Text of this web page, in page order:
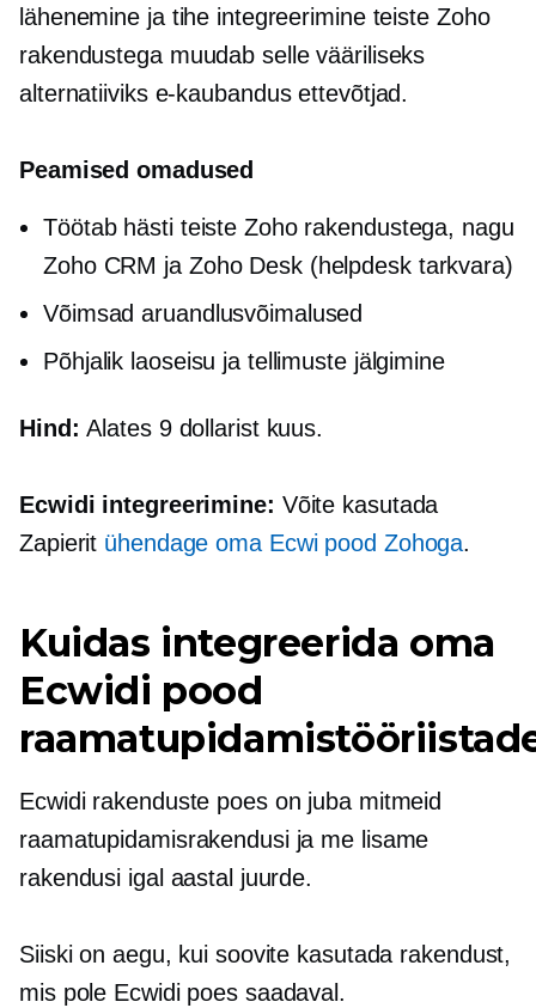
lähenemine ja tihe integreerimine teiste Zoho
rakendustega muudab selle vääriliseks
alternatiiviks e-kaubandusettevõtjad.
Peamised omadused
Töötab hästi teiste Zoho rakendustega, nagu
Zoho CRM ja Zoho Desk (helpdesk tarkvara)
Võimsad aruandlusvõimalused
Põhjalik laoseisu ja tellimuste jälgimine
Hind:Alates 9 dollarist kuus.
Ecwidi integreerimine: Võite kasutada
Zapierit ühendage oma Ecwi pood Zohoga.
Kuidas integreerida oma
Ecwidi pood
Ecwidi rakenduste poes on juba mitmeid
raamatupidamisrakendusi ja me lisame
rakendusi igal aastal juurde.
Siiski on aegu, kui soovite kasutada rakendust,
mis pole Ecwidi poes saadaval.